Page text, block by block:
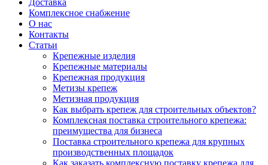
Доставка
Комплексное снабжение
О нас
Контакты
Статьи
Крепежные изделия
Крепежные материалы
Крепежная продукция
Метизы крепеж
Метизная продукция
Как выбрать крепеж для строительных объектов?
Комплексная поставка строительного крепежа:
преимущества для бизнеса
Поставка строительного крепежа для крупных
производственных площадок
Как заказать комплексную поставку крепежа для